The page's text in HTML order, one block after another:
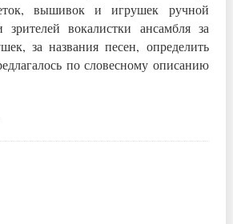
вышивок и игрушек ручной
зрителей вокалистки ансамбля за
за названия песен, определить
по словесному описанию